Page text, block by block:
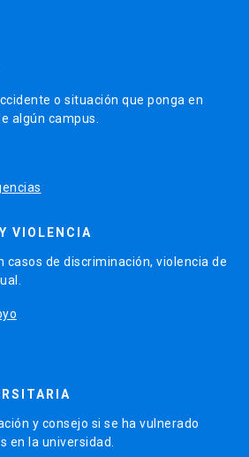
o situación que ponga en
algún campus.
VIOLENCIA
casos de discriminación, violencia de
y consejo si se ha vulnerado
en la universidad.